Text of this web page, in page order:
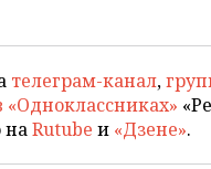
телеграм-канал,
«Одноклассниках»
наRutube и «Дзене».